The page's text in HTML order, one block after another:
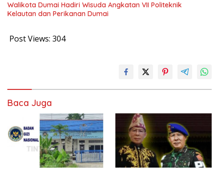
Walikota Dumai Hadiri Wisuda Angkatan VII Politeknik
Kelautan dan Perikanan Dumai
Post Views: 304
Baca Juga